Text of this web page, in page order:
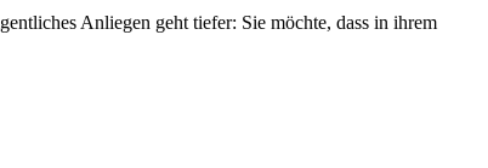
Anliegen geht tiefer: Sie möchte, dass in ihrem